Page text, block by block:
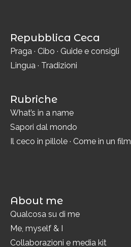
Repubblica Ceca
Praga · Cibo · Guide e consigli
Lingua · Tradizioni
Rubriche
What’s in a name
Sapori dal mondo
Il ceco in pillole · Come in un film
About me
Qualcosa su di me
Me, myself & I
Collaborazioni e media kit